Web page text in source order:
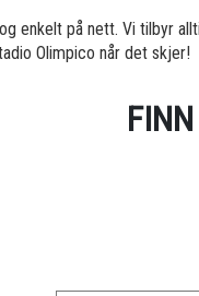
enkelt på nett. Vi tilbyr
Olimpico når det skjer!